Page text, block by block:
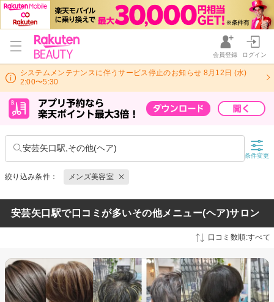
会員登録 ログイン
システムメンテナンスに伴うサービス停止のお知らせ 8月12日 (水)
2:00〜5:30
安芸矢口駅,その他(ヘア)
条件変更
絞り込み条件： メンズ美容室
安芸矢口駅で口コミが多いその他メニュー(ヘア)サロン
口コミ数順:すべて